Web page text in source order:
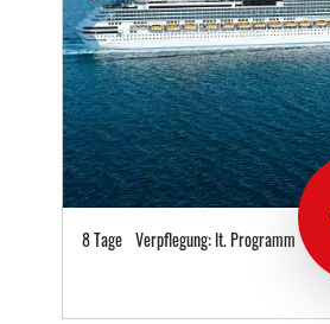
8 Tage Verpflegung: lt. Programm